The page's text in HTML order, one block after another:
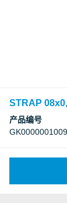
STRAP
产品编号